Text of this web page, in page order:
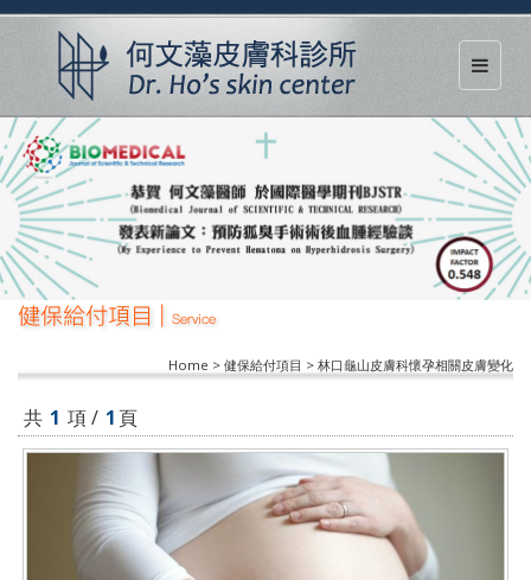
健保給付項目 | Service
Home > 健保給付項目 > 林口龜山皮膚科懷孕相關皮膚變化
共 1 項 / 1 頁